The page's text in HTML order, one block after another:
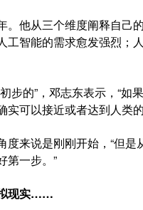
他从三个维度阐释自己
智能的需求愈发强烈；
的”，邓志东表示，“如
可以接近或者达到人类
来说是刚刚开始，“但是
第一步。”
拟现实……